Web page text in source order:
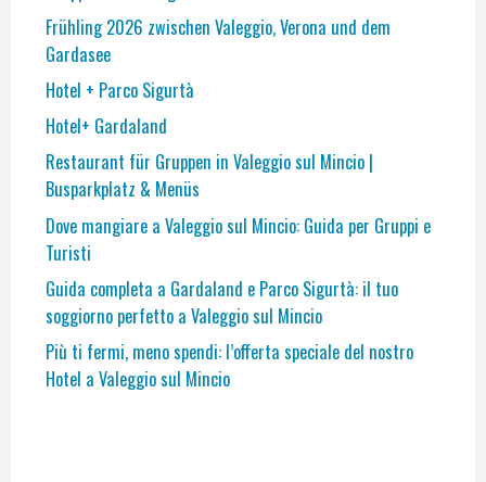
Frühling 2026 zwischen Valeggio, Verona und dem
Gardasee
Hotel + Parco Sigurtà
Hotel+ Gardaland
Restaurant für Gruppen in Valeggio sul Mincio |
Busparkplatz & Menüs
Dove mangiare a Valeggio sul Mincio: Guida per Gruppi e
Turisti
Guida completa a Gardaland e Parco Sigurtà: il tuo
soggiorno perfetto a Valeggio sul Mincio
Più ti fermi, meno spendi: l’offerta speciale del nostro
Hotel a Valeggio sul Mincio